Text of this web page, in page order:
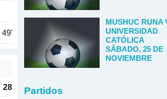
49'
28
MUSHUC RUNA
UNIVERSIDAD
CATÓLICA
SÁBADO, 25 DE
NOVIEMBRE
Partidos